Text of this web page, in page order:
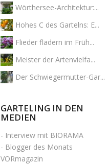
Wörthersee-Architektur:...
Hohes C des Gartelns: E...
Flieder fladern im Früh...
Meister der Artenvielfa...
Der Schwiegermutter-Gar...
GARTELING IN DEN
MEDIEN
- Interview mit BIORAMA
- Blogger des Monats
VORmagazin